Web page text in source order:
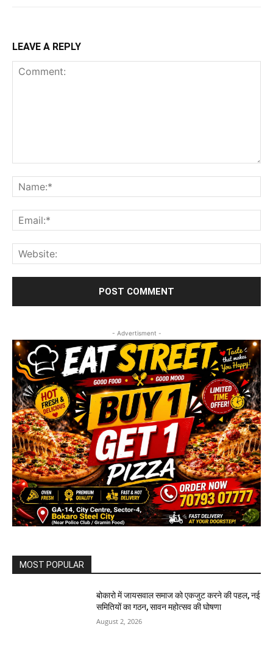
LEAVE A REPLY
- Advertisment -
MOST POPULAR
बोकारो में जायसवाल समाज को एकजुट करने की पहल, नई
समितियों का गठन, सावन महोत्सव की घोषणा
August 2, 2026